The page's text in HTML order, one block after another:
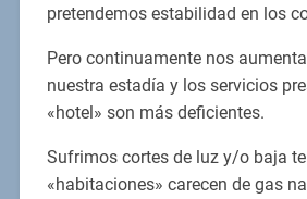
pretendemos estabilidad en los
Pero continuamente nos
nuestra estadía y los servicios
«hotel» son más deficientes.
Sufrimos cortes de luz y/o baja
«habitaciones» carecen de gas